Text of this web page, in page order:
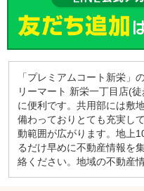
「プレミアムコート新栄」
リーマート 新栄一丁目店(
に便利です。共用部には敷
備わっておりとても充実し
動範囲が広がります。地上
るだけ早めに不動産情報を
絡ください。地域の不動産